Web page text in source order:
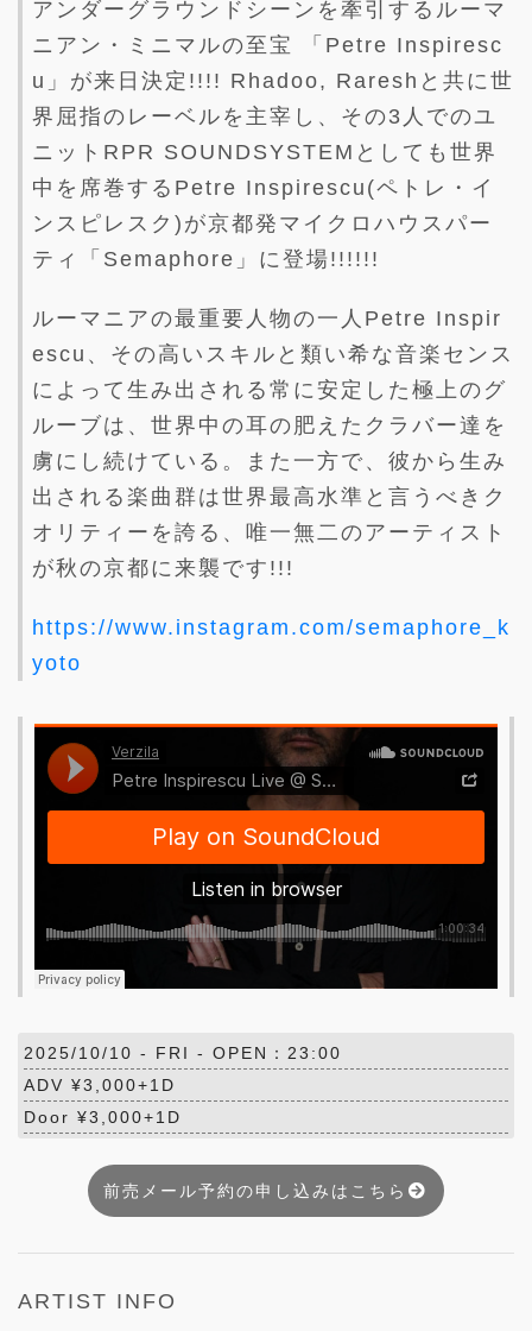
アンダーグラウンドシーンを牽引するルーマ
ニアン・ミニマルの至宝 「Petre Inspiresc
u」が来日決定!!!! Rhadoo, Rareshと共に世
界屈指のレーベルを主宰し、その3人でのユ
ニットRPR SOUNDSYSTEMとしても世界
中を席巻するPetre Inspirescu(ペトレ・イ
ンスピレスク)が京都発マイクロハウスパー
ティ「Semaphore」に登場!!!!!!
ルーマニアの最重要人物の一人Petre Inspir
escu、その高いスキルと類い希な音楽センス
によって生み出される常に安定した極上のグ
ルーブは、世界中の耳の肥えたクラバー達を
虜にし続けている。また一方で、彼から生み
出される楽曲群は世界最高水準と言うべきク
オリティーを誇る、唯一無二のアーティスト
が秋の京都に来襲です!!!
https://www.instagram.com/semaphore_k
yoto
2025/10/10 - FRI - OPEN：23:00
ADV ¥3,000+1D
Door ¥3,000+1D
前売メール予約の申し込みはこちら
ARTIST INFO